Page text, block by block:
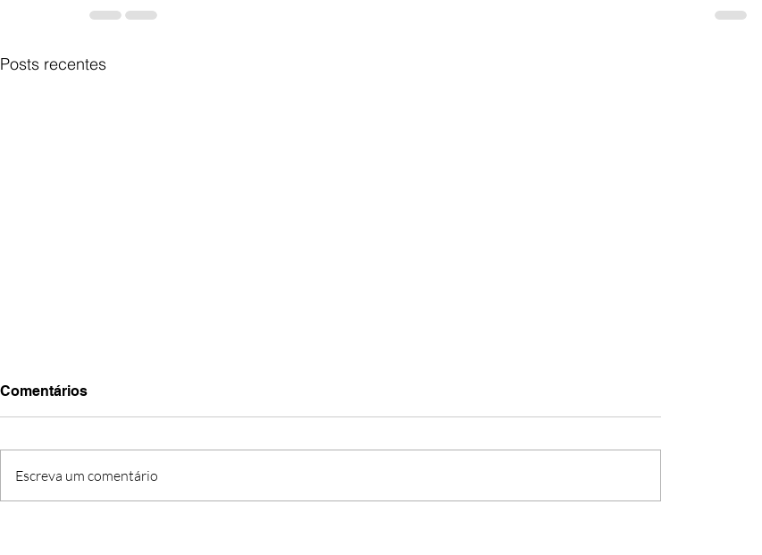
Posts recentes
Informação n.2/2026
Informação n.º1/2026
Comentários
Escreva um comentário